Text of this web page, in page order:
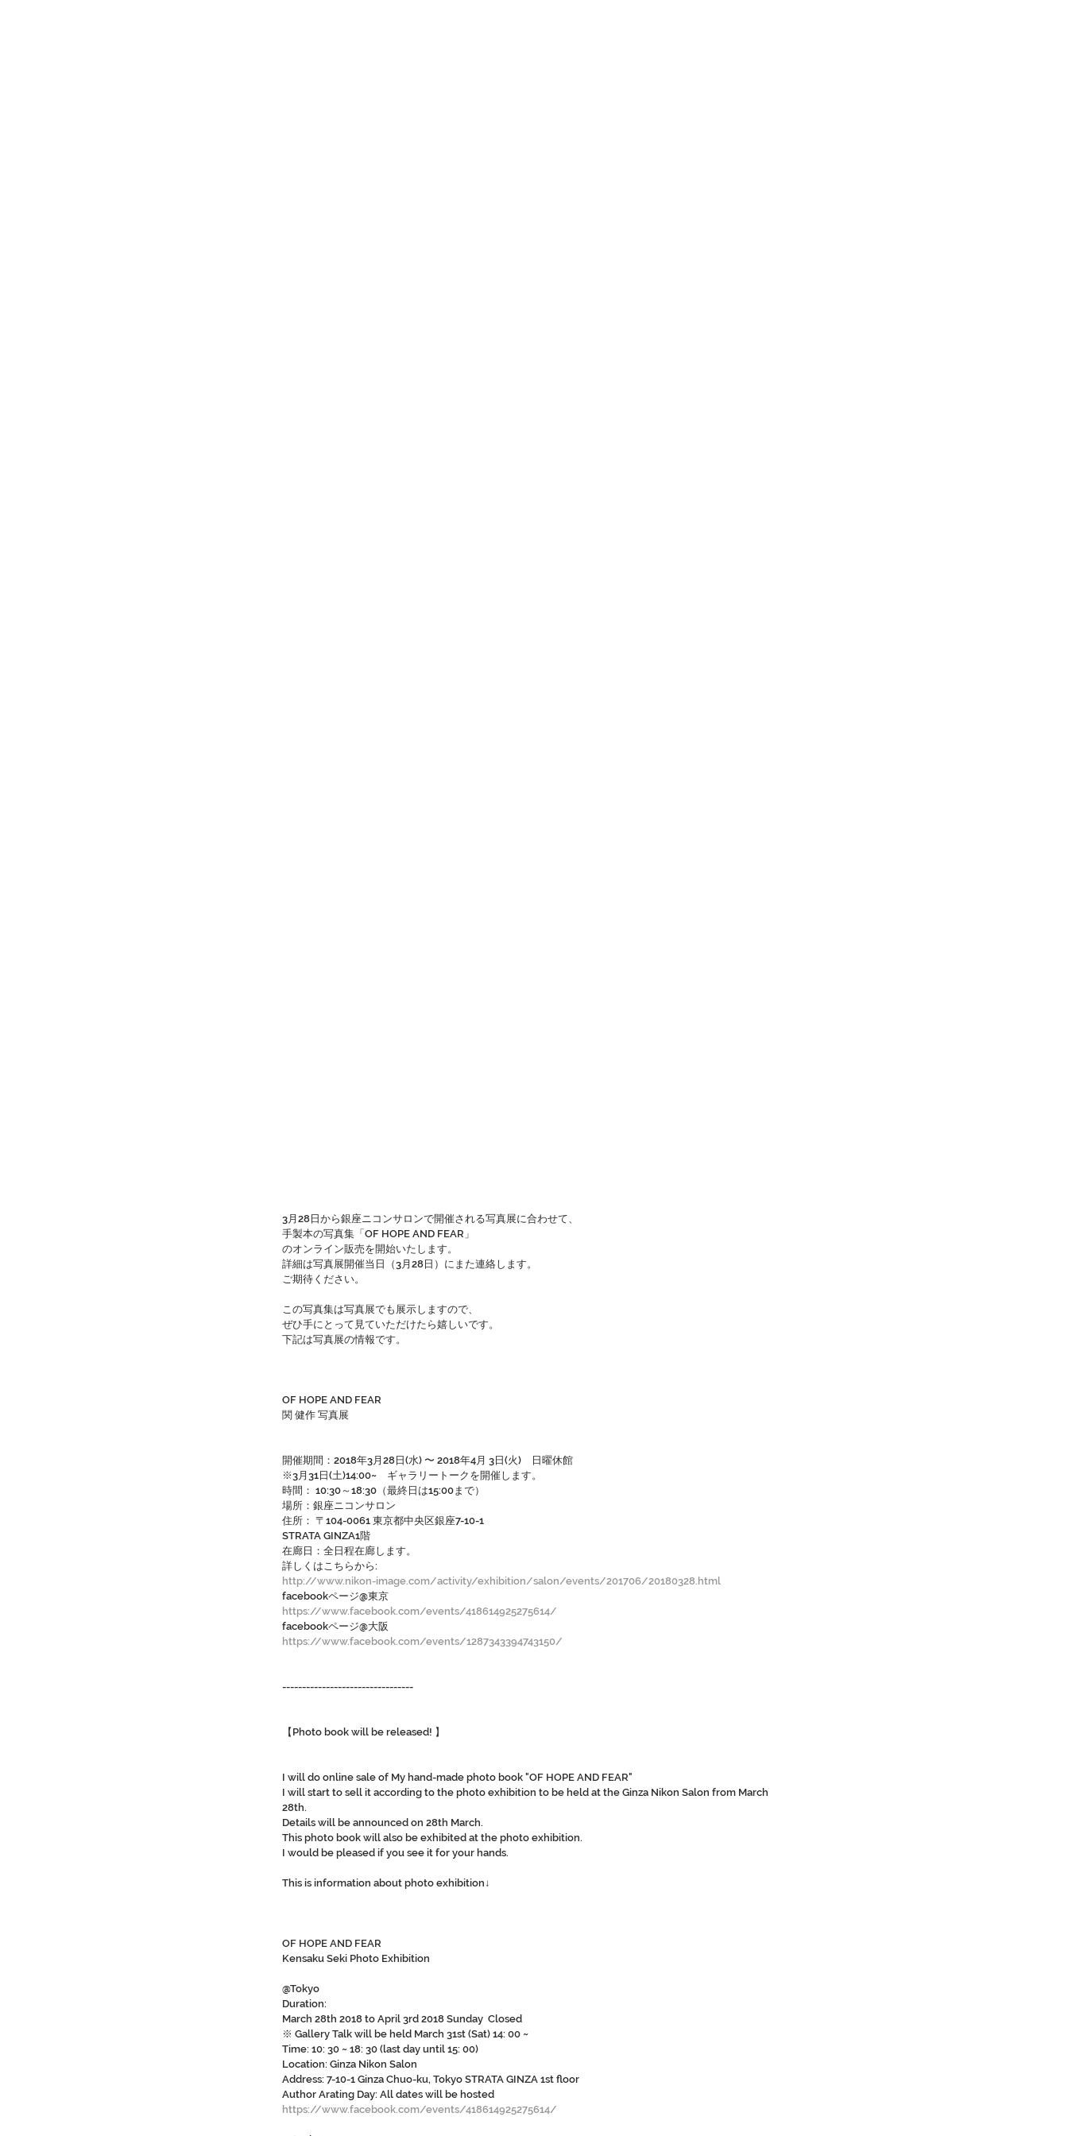
3月28日から銀座ニコンサロンで開催される写真展に合わせて、
手製本の写真集「OF HOPE AND FEAR」
のオンライン販売を開始いたします。
詳細は写真展開催当日（3月28日）にまた連絡します。
ご期待ください。
この写真集は写真展でも展示しますので、
ぜひ手にとって見ていただけたら嬉しいです。
下記は写真展の情報です。
OF HOPE AND FEAR
関 健作 写真展
開催期間：2018年3月28日(水) 〜 2018年4月 3日(火)　日曜休館
※3月31日(土)14:00~　ギャラリートークを開催します。
時間： 10:30～18:30（最終日は15:00まで）
場所：銀座ニコンサロン
住所： 〒104-0061 東京都中央区銀座7-10-1
STRATA GINZA1階
在廊日：全日程在廊します。
詳しくはこちらから:
http://www.nikon-image.com/activity/exhibition/salon/events/201706/20180328.html
facebookページ@東京
https://www.facebook.com/events/418614925275614/
facebookページ@大阪
https://www.facebook.com/events/1287343394743150/
---------------------------------
【Photo book will be released! 】
I will do online sale of My hand-made photo book "OF HOPE AND FEAR"
I will start to sell it according to the photo exhibition to be held at the Ginza Nikon Salon from March
28th.
Details will be announced on 28th March.
This photo book will also be exhibited at the photo exhibition.
I would be pleased if you see it for your hands.
This is information about photo exhibition↓
OF HOPE AND FEAR
Kensaku Seki Photo Exhibition
@Tokyo
Duration:
March 28th 2018 to April 3rd 2018 Sunday  Closed
※ Gallery Talk will be held March 31st (Sat) 14: 00 ~
Time: 10: 30 ~ 18: 30 (last day until 15: 00)
Location: Ginza Nikon Salon
Address: 7-10-1 Ginza Chuo-ku, Tokyo STRATA GINZA 1st floor
Author Arating Day: All dates will be hosted
https://www.facebook.com/events/418614925275614/